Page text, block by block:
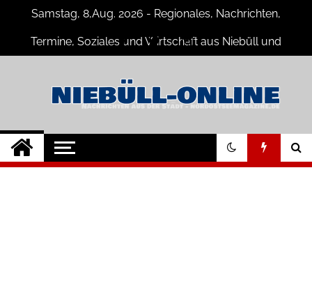
content
Samstag, 8,Aug. 2026 - Regionales, Nachrichten,
Termine, Soziales und Wirtschaft aus Niebüll und
Niebüll-Online
Neuigkeiten und Nachrichten aus
Niebüll und Umgebung